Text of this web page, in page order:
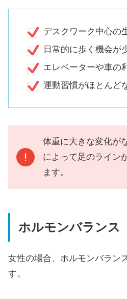
デスクワーク中心の
日常的に歩く機会が
エレベーターや車の
運動習慣がほとんど
体重に大きな変化が
によって足のライン
ます。
ホルモンバランス
女性の場合、ホルモンバラン
す。